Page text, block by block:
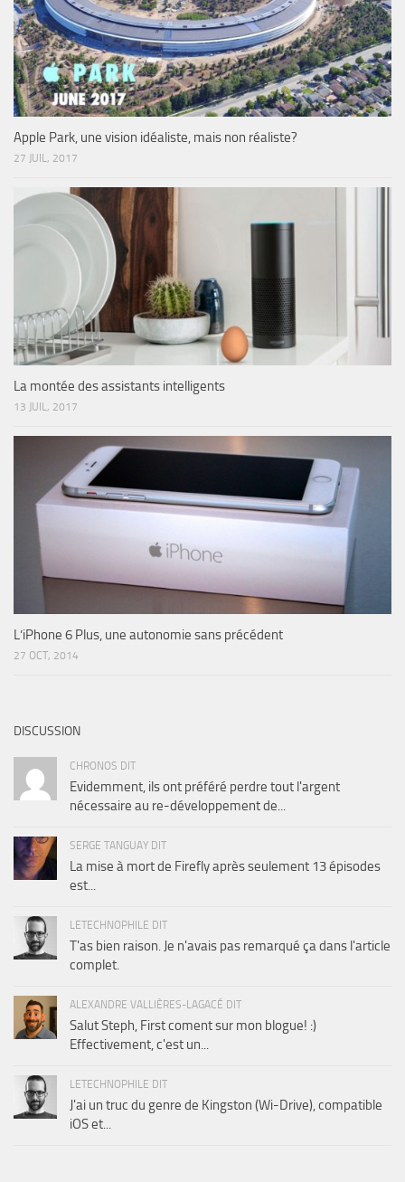
Apple Park, une vision idéaliste, mais non réaliste?
27 JUIL, 2017
La montée des assistants intelligents
13 JUIL, 2017
L’iPhone 6 Plus, une autonomie sans précédent
27 OCT, 2014
DISCUSSION
CHRONOS DIT
Evidemment, ils ont préféré perdre tout l'argent
nécessaire au re-développement de...
SERGE TANGUAY DIT
La mise à mort de Firefly après seulement 13 épisodes
est...
LETECHNOPHILE DIT
T'as bien raison. Je n'avais pas remarqué ça dans l'article
complet.
ALEXANDRE VALLIÈRES-LAGACÉ DIT
Salut Steph, First coment sur mon blogue! :)
Effectivement, c'est un...
LETECHNOPHILE DIT
J'ai un truc du genre de Kingston (Wi-Drive), compatible
iOS et...